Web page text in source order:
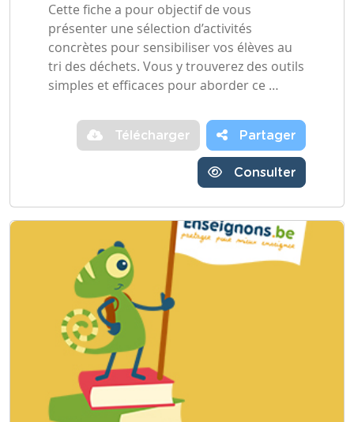
Cette fiche a pour objectif de vous
présenter une sélection d’activités
concrètes pour sensibiliser vos élèves au
tri des déchets. Vous y trouverez des outils
simples et efficaces pour aborder ce …
Télécharger Partager
Consulter